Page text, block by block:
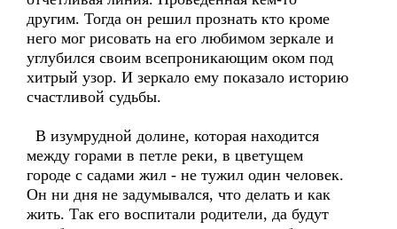
другим. Тогда он решил прознать кто кроме
него мог рисовать на его любимом зеркале и
углубился своим всепроникающим оком под
хитрый узор. И зеркало ему показало историю
счастливой судьбы.
В изумрудной долине, которая находится
между горами в петле реки, в цветущем
городе с садами жил - не тужил один человек.
Он ни дня не задумывался, что делать и как
жить. Так его воспитали родители, да будут